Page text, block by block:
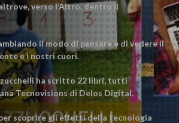
verso l’Altro, dentro il
il modo di pensare e di vedere il
e i nostri cuori.
ha scritto 22 libri, tutti
Tecnovisions di Delos Digital.
scoprire gli effetti della tecnologia